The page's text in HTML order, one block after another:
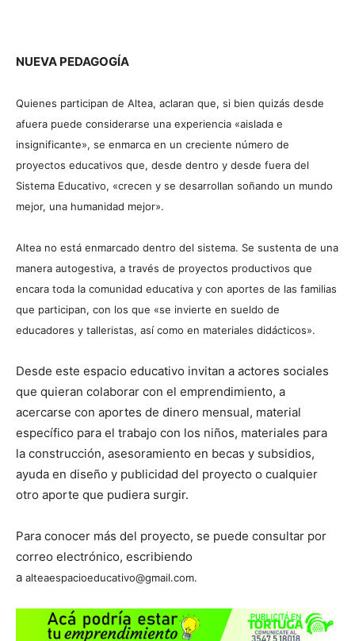
NUEVA PEDAGOGÍA
Quienes participan de Altea, aclaran que, si bien quizás desde
afuera puede considerarse una experiencia «aislada e
insignificante», se enmarca en un creciente número de
proyectos educativos que, desde dentro y desde fuera del
Sistema Educativo, «crecen y se desarrollan soñando un mundo
mejor, una humanidad mejor».
Altea no está enmarcado dentro del sistema. Se sustenta de una
manera autogestiva, a través de proyectos productivos que
encara toda la comunidad educativa y con aportes de las familias
que participan, con los que «se invierte en sueldo de
educadores y talleristas, así como en materiales didácticos».
Desde este espacio educativo invitan a actores sociales
que quieran colaborar con el emprendimiento, a
acercarse con aportes de dinero mensual, material
específico para el trabajo con los niños, materiales para
la construcción, asesoramiento en becas y subsidios,
ayuda en diseño y publicidad del proyecto o cualquier
otro aporte que pudiera surgir.
Para conocer más del proyecto, se puede consultar por
correo electrónico, escribiendo
a alteaespacioeducativo@gmail.com.